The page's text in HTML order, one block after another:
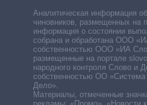
Аналитическая информация
чиновников, размещенных на
информация о состоянии
собрана и обработана ООО
собственностью ООО «ИА
размещенные на портале
народного контроля Слово и
собственностью ОО «Система
Дело».
Материалы, отмеченные